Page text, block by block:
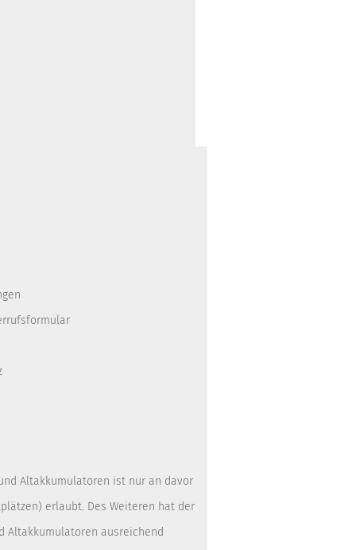
Altakkumulatoren ist nur an davor
erlaubt. Des Weiteren hat der
Altakkumulatoren ausreichend